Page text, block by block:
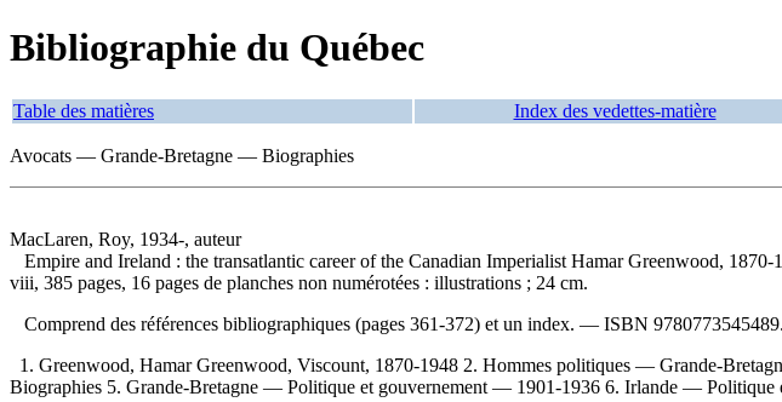
Bibliographie du Québec
Table des matières Index des vedettes-matière
Avocats — Grande-Bretagne — Biographies
MacLaren, Roy, 1934-, auteur
Empire and Ireland : the transatlantic career of the Canadian Imperialist Hamar Greenwood, 1870-
viii, 385 pages, 16 pages de planches non numérotées : illustrations ; 24 cm.
Comprend des références bibliographiques (pages 361-372) et un index. — ISBN 9780773545489.
1. Greenwood, Hamar Greenwood, Viscount, 1870-1948 2. Hommes politiques — Grande-
Biographies 5. Grande-Bretagne — Politique et gouvernement — 1901-1936 6. Irlande —